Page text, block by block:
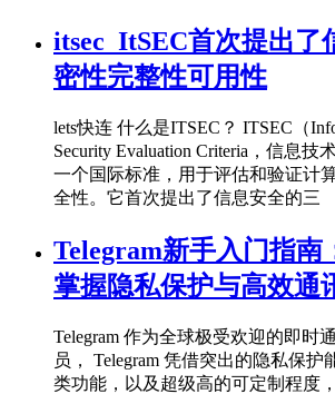
itsec_ItSEC首次提出了
密性完整性可用性
lets快连 什么是ITSEC？ ITSEC（
Security Evaluation Criteria，信息技
一个国际标准，用于评估和验证计
全性。它首次提出了信息安全的三
Telegram新手入门指南
掌握隐私保护与高效通
Telegram 作为全球极受欢迎的即时
员， Telegram 凭借突出的隐私保护
类功能，以及超级高的可定制程度